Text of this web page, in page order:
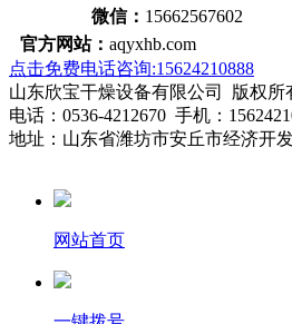
微信： 15662567602
官方网站： aqyxhb.com
点击免费电话咨询:15624210888
山东欣宝干燥设备有限公司 版权所
电话：0536-4212670 手机：
地址：山东省潍坊市安丘市经济开
网站首页